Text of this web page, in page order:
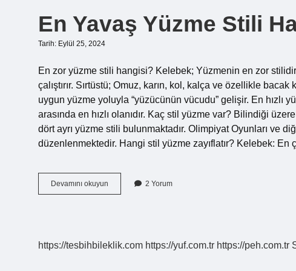
En Yavaş Yüzme Stili
Tarih: Eylül 25, 2024
En zor yüzme stili hangisi? Kelebek; Yüzmenin en zor
çalıştırır. Sırtüstü; Omuz, karın, kol, kalça ve özellikle
uygun yüzme yoluyla “yüzücünün vücudu” gelişir. En hızlı
arasında en hızlı olanıdır. Kaç stil yüzme var? Bilindiği
dört ayrı yüzme stili bulunmaktadır. Olimpiyat Oyunları ve
düzenlenmektedir. Hangi stil yüzme zayıflatır? Kelebek:
Devamını okuyun
Yavaş
2 Yorum
https://tesbihbileklik.com https://yuf.com.tr https://peh.com.tr